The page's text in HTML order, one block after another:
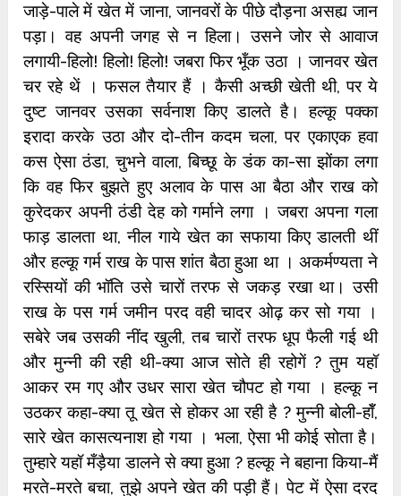
जाड़े-पाले में खेत में जाना, जानवरों के पीछे दौड़ना असह्य जान
पड़ा। वह अपनी जगह से न हिला। उसने जोर से आवाज
लगायी-हिलो! हिलो! हिलो! जबरा फिर भूँक उठा । जानवर खेत
चर रहे थें । फसल तैयार हैं । कैसी अच्छी खेती थी, पर ये
दुष्ट जानवर उसका सर्वनाश किए डालते है। हल्कू पक्का
इरादा करके उठा और दो-तीन कदम चला, पर एकाएक हवा
कस ऐसा ठंडा, चुभने वाला, बिच्छू के डंक का-सा झोंका लगा
कि वह फिर बुझते हुए अलाव के पास आ बैठा और राख को
कुरेदकर अपनी ठंडी देह को गर्माने लगा । जबरा अपना गला
फाड़ डालता था, नील गाये खेत का सफाया किए डालती थीं
और हल्कू गर्म राख के पास शांत बैठा हुआ था । अकर्मण्यता ने
रस्सियों की भॉति उसे चारों तरफ से जकड़ रखा था। उसी
राख के पस गर्म जमीन परद वही चादर ओढ़ कर सो गया ।
सबेरे जब उसकी नींद खुली, तब चारों तरफ धूप फैली गई थी
और मुन्नी की रही थी-क्या आज सोते ही रहोगें ? तुम यहॉ
आकर रम गए और उधर सारा खेत चौपट हो गया । हल्कू न
उठकर कहा-क्या तू खेत से होकर आ रही है ? मुन्नी बोली-हॉँ,
सारे खेत कासत्यनाश हो गया । भला, ऐसा भी कोई सोता है।
तुम्हारे यहॉ मँड़ैया डालने से क्या हुआ ? हल्कू ने बहाना किया-मैं
मरते-मरते बचा, तुझे अपने खेत की पड़ी हैं। पेट में ऐसा दरद